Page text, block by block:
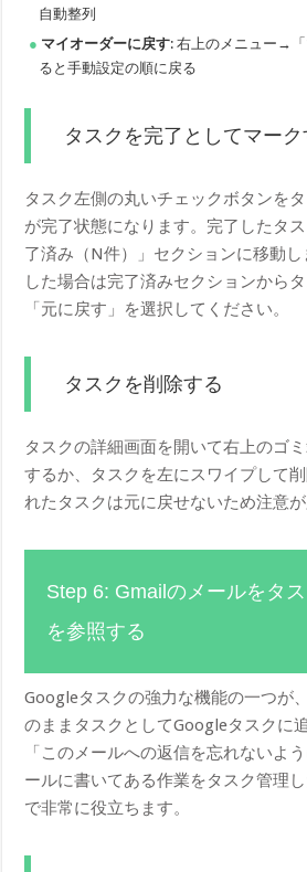
自動整列
マイオーダーに戻す: 右上のメニュー→
ると手動設定の順に戻る
タスクを完了としてマーク
タスク左側の丸いチェックボタンを
が完了状態になります。完了したタ
了済み（N件）」セクションに移動
した場合は完了済みセクションから
「元に戻す」を選択してください。
タスクを削除する
タスクの詳細画面を開いて右上のゴ
するか、タスクを左にスワイプして
れたタスクは元に戻せないため注意が
Step 6: Gmailのメールをタ
を参照する
Googleタスクの強力な機能の一つが
のままタスクとしてGoogleタスクに
「このメールへの返信を忘れないよ
ールに書いてある作業をタスク管理
で非常に役立ちます。